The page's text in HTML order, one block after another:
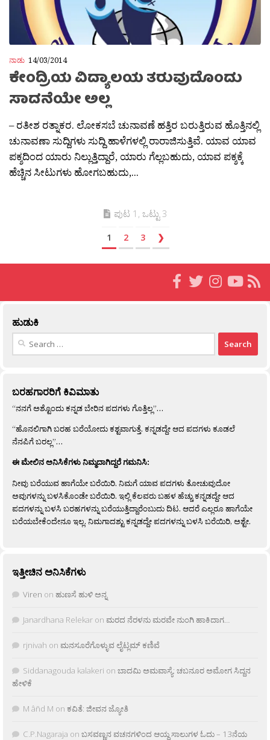
ನಾಡು 14/03/2014
ಕೇಂದ್ರಿಯ ವಿದ್ಯಾಲಯ ತರುವುದೊಂದು
ಸಾದನೆಯೇ ಅಲ್ಲ
– ರತೀಶ ರತ್ನಾಕರ. ಲೋಕಸಬೆ ಚುನಾವಣೆ ಹತ್ತಿರ ಬರುತ್ತಿರುವ ಹೊತ್ತಿನಲ್ಲಿ
ಚುನಾವಣಾ ಸುದ್ದಿಗಳು ಸುದ್ದಿ ಹಾಳೆಗಳಲ್ಲಿ ರಾರಾಜಿಸುತ್ತಿವೆ. ಯಾವ ಯಾವ
ಪಕ್ಶದಿಂದ ಯಾರು ನಿಲ್ಲುತ್ತಿದ್ದಾರೆ, ಯಾರು ಗೆಲ್ಲಬಹುದು, ಯಾವ ಪಕ್ಶಕ್ಕೆ
ಹೆಚ್ಚಿನ ಸೀಟುಗಳು ಹೋಗಬಹುದು,...
ಪುಟ 1, ಒಟ್ಟು 3
1 2 3 ❯
ಹುಡುಕಿ
Search
ಬರಹಗಾರರಿಗೆ ಕಿವಿಮಾತು
“ನನಗೆ ಅಶ್ಟೊಂದು ಕನ್ನಡ ಬೇರಿನ ಪದಗಳು ಗೊತ್ತಿಲ್ಲ”…
“ಹೊನಲಿಗಾಗಿ ಬರಹ ಬರೆಯೋದು ಕಶ್ಟವಾಗುತ್ತೆ. ಕನ್ನಡದ್ದೇ ಆದ ಪದಗಳು ಕೂಡಲೆ
ನೆನಪಿಗೆ ಬರಲ್ಲ”…
ಈ ಮೇಲಿನ ಅನಿಸಿಕೆಗಳು ನಿಮ್ಮದಾಗಿದ್ದರೆ ಗಮನಿಸಿ:
ನೀವು ಬರೆಯುವ ಹಾಗೆಯೇ ಬರೆಯಿರಿ. ನಿಮಗೆ ಯಾವ ಪದಗಳು ತೋಚುವುದೋ
ಅವುಗಳನ್ನು ಬಳಸಿಕೊಂಡೇ ಬರೆಯಿರಿ. ಇಲ್ಲಿ ಕೆಲವರು ಬಹಳ ಹೆಚ್ಚು ಕನ್ನಡದ್ದೇ ಆದ
ಪದಗಳನ್ನು ಬಳಸಿ ಬರಹಗಳನ್ನು ಬರೆಯುತ್ತಿದ್ದಾರೆಂಬುದು ದಿಟ. ಆದರೆ ಎಲ್ಲರೂ ಹಾಗೆಯೇ
ಬರೆಯಬೇಕೆಂದೇನೂ ಇಲ್ಲ. ನಿಮಗಾದಶ್ಟು ಕನ್ನಡದ್ದೇ ಪದಗಳನ್ನು ಬಳಸಿ ಬರೆಯಿರಿ, ಅಶ್ಟೇ.
ಇತ್ತೀಚಿನ ಅನಿಸಿಕೆಗಳು
Viren on ಹುಣಸೆ ಹುಳಿ ಅನ್ನ
Janardhana Relekar on ಮರದ ನೆರಳನು ಮರವೇ ನುಂಗಿ ಹಾಕಿದಾಗ…
rjnivah on ಮನಸೂರೆಗೊಳ್ಳುವ ಲೈಟ್ಲಮ್ ಕಣಿವೆ
Siddanagouda kalakeri on ಬಾದಮಿ ಅಮವಾಸ್ಯೆ: ಚಬನೂರ ಅಮೋಗ ಸಿದ್ದನ
ಹೇಳಿಕೆ
M âñd M on ಕವಿತೆ: ಜೀವನ ಜ್ಯೋತಿ
C.P.Nagaraja on ಬಸವಣ್ಣನ ವಚನಗಳಿಂದ ಆಯ್ದ ಸಾಲುಗಳ ಓದು – 13ನೆಯ